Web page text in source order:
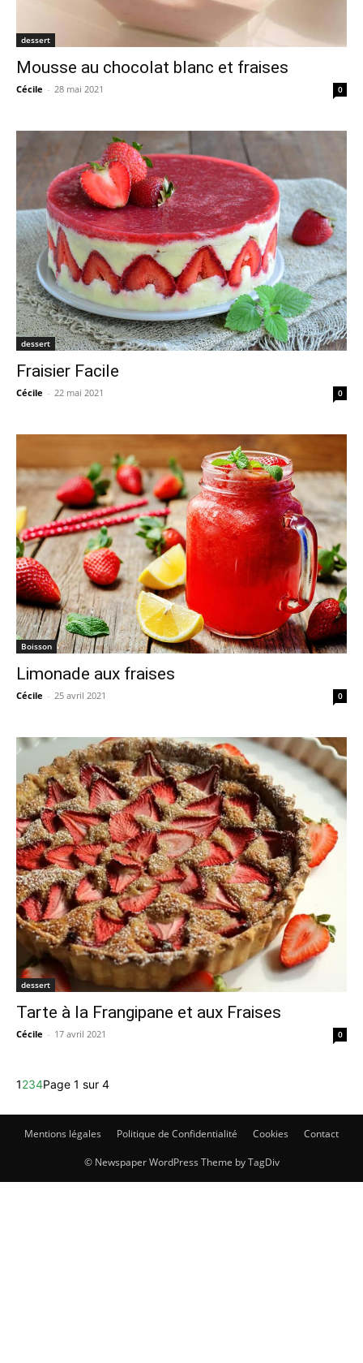
dessert
Mousse au chocolat blanc et fraises
Cécile - 28 mai 2021 0
dessert
Fraisier Facile
Cécile - 22 mai 2021 0
Boisson
Limonade aux fraises
Cécile - 25 avril 2021 0
dessert
Tarte à la Frangipane et aux Fraises
Cécile - 17 avril 2021 0
1234Page 1 sur 4
Mentions légales Politique de Confidentialité Cookies Contact
© Newspaper WordPress Theme by TagDiv